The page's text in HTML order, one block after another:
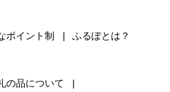
ポイント制 ふるぽとは？
の品について